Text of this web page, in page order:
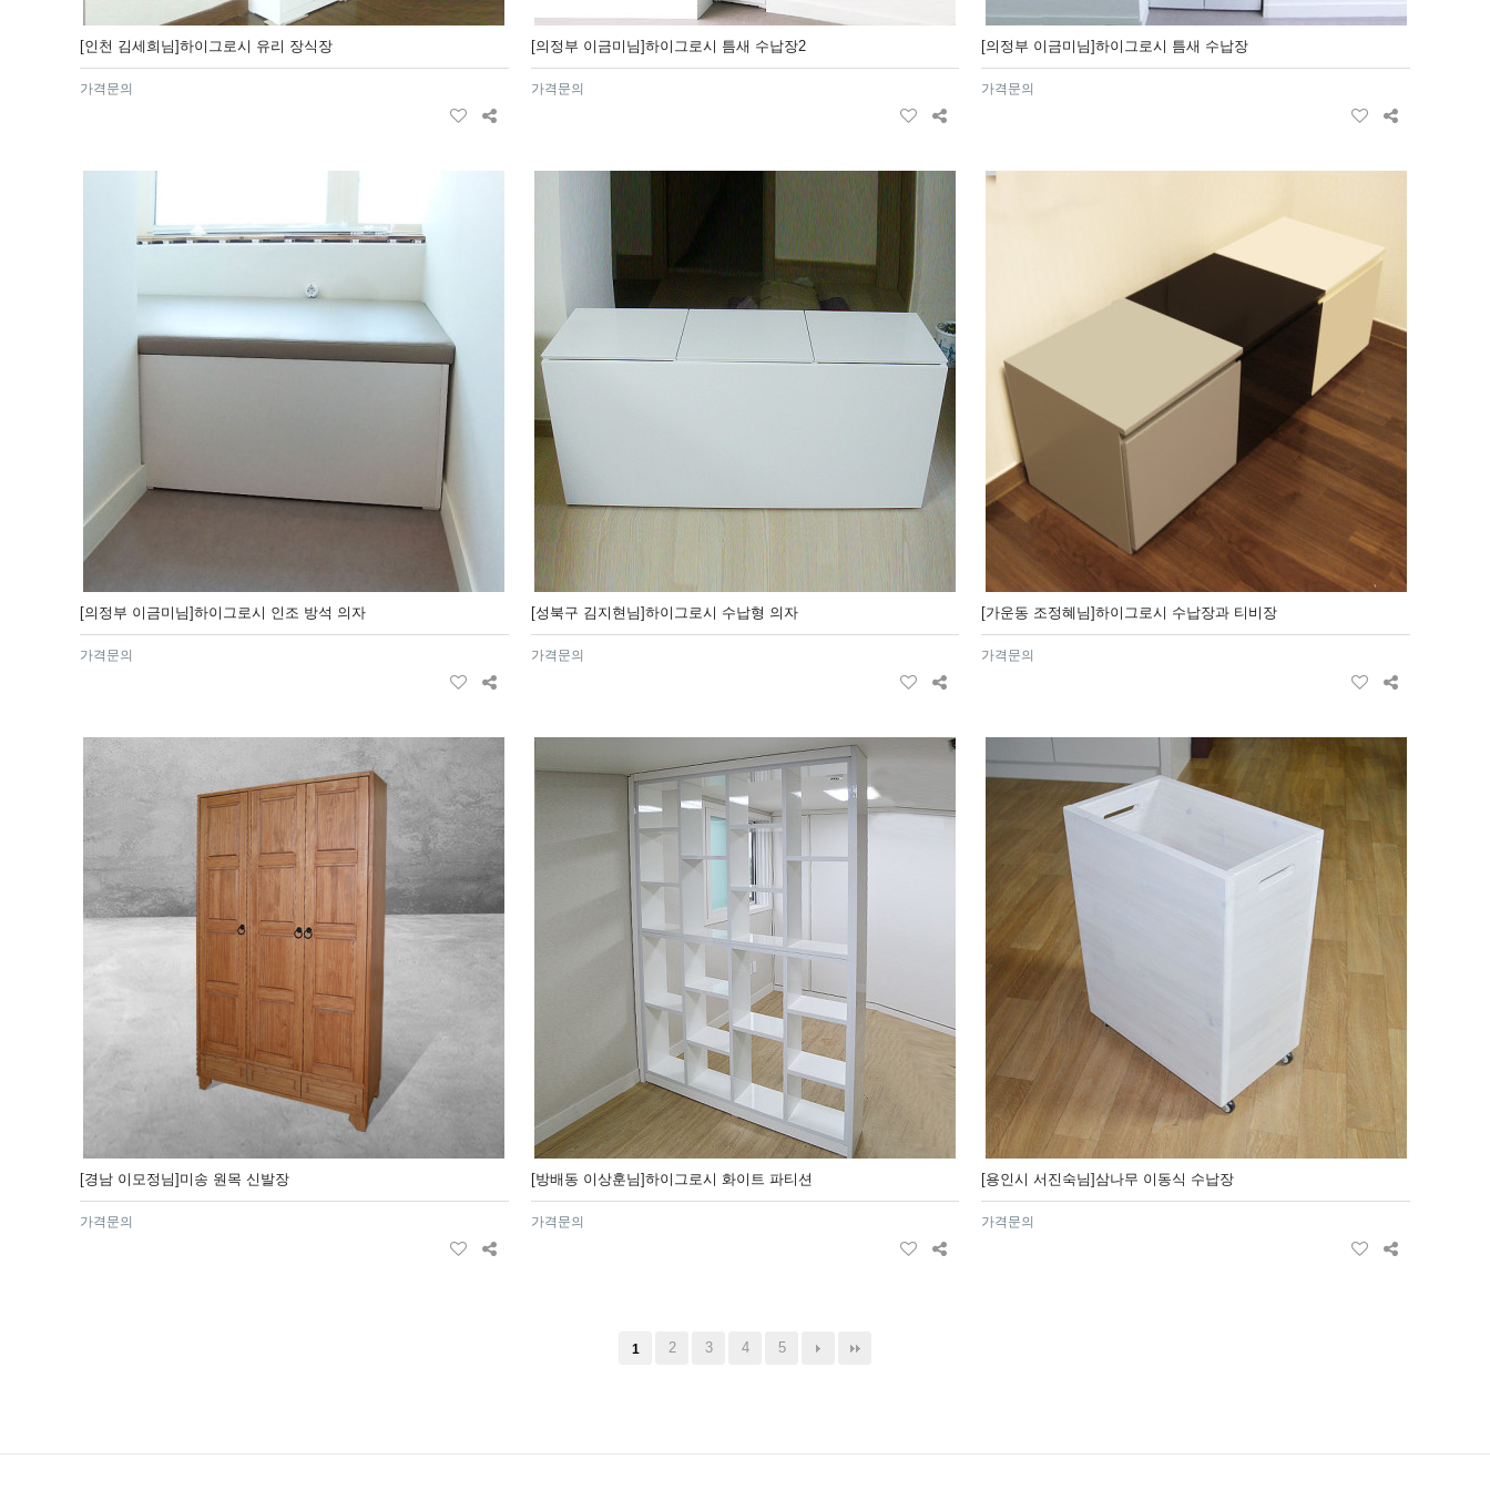
[인천 김세희님]하이그로시 유리 장식장
가격문의
[의정부 이금미님]하이그로시 틈새 수납장2
가격문의
[의정부 이금미님]하이그로시 틈새 수납장
가격문의
[의정부 이금미님]하이그로시 인조 방석 의자
가격문의
[성북구 김지현님]하이그로시 수납형 의자
가격문의
[가운동 조정혜님]하이그로시 수납장과 티비장
가격문의
[경남 이모정님]미송 원목 신발장
가격문의
[방배동 이상훈님]하이그로시 화이트 파티션
가격문의
[용인시 서진숙님]삼나무 이동식 수납장
가격문의
1 2 3 4 5